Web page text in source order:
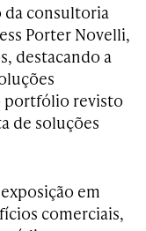
da consultoria
Porter Novelli,
destacando a
portfólio revisto
de soluções
em
comerciais,